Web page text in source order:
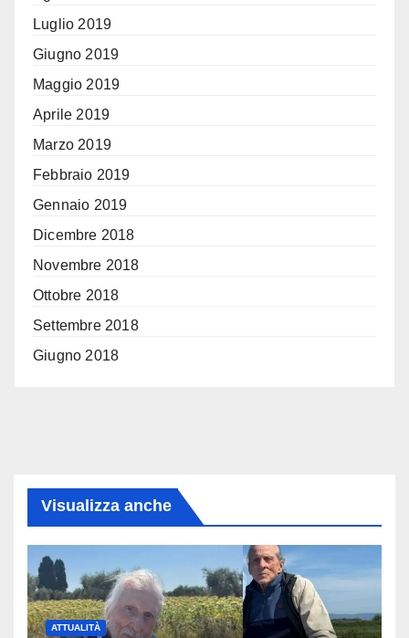
Luglio 2019
Giugno 2019
Maggio 2019
Aprile 2019
Marzo 2019
Febbraio 2019
Gennaio 2019
Dicembre 2018
Novembre 2018
Ottobre 2018
Settembre 2018
Giugno 2018
Visualizza anche
ATTUALITÀ